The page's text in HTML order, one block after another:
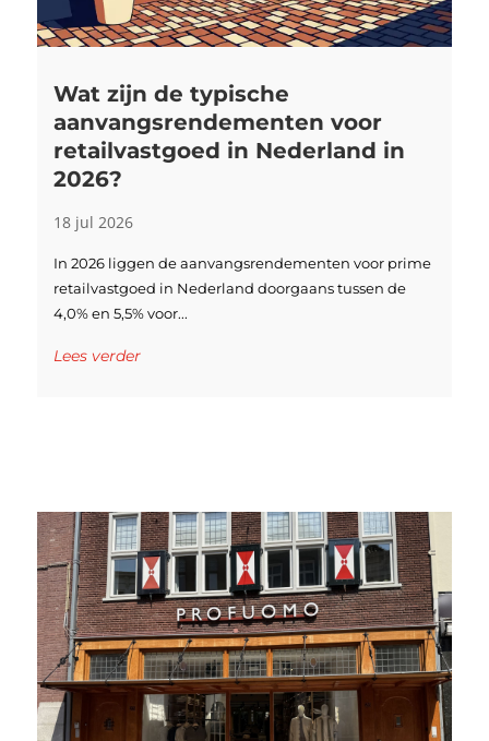
Wat zijn de typische
aanvangsrendementen voor
retailvastgoed in Nederland in
2026?
18 jul 2026
In 2026 liggen de aanvangsrendementen voor prime
retailvastgoed in Nederland doorgaans tussen de
4,0% en 5,5% voor...
Lees verder